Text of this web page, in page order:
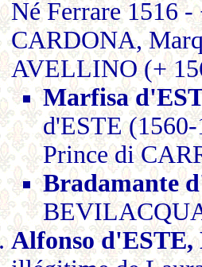
Né Ferrare 1516
CARDONA,
AVELLINO (+
Marfisa
d'ESTE
Prince di
Bradamante
Alfonso